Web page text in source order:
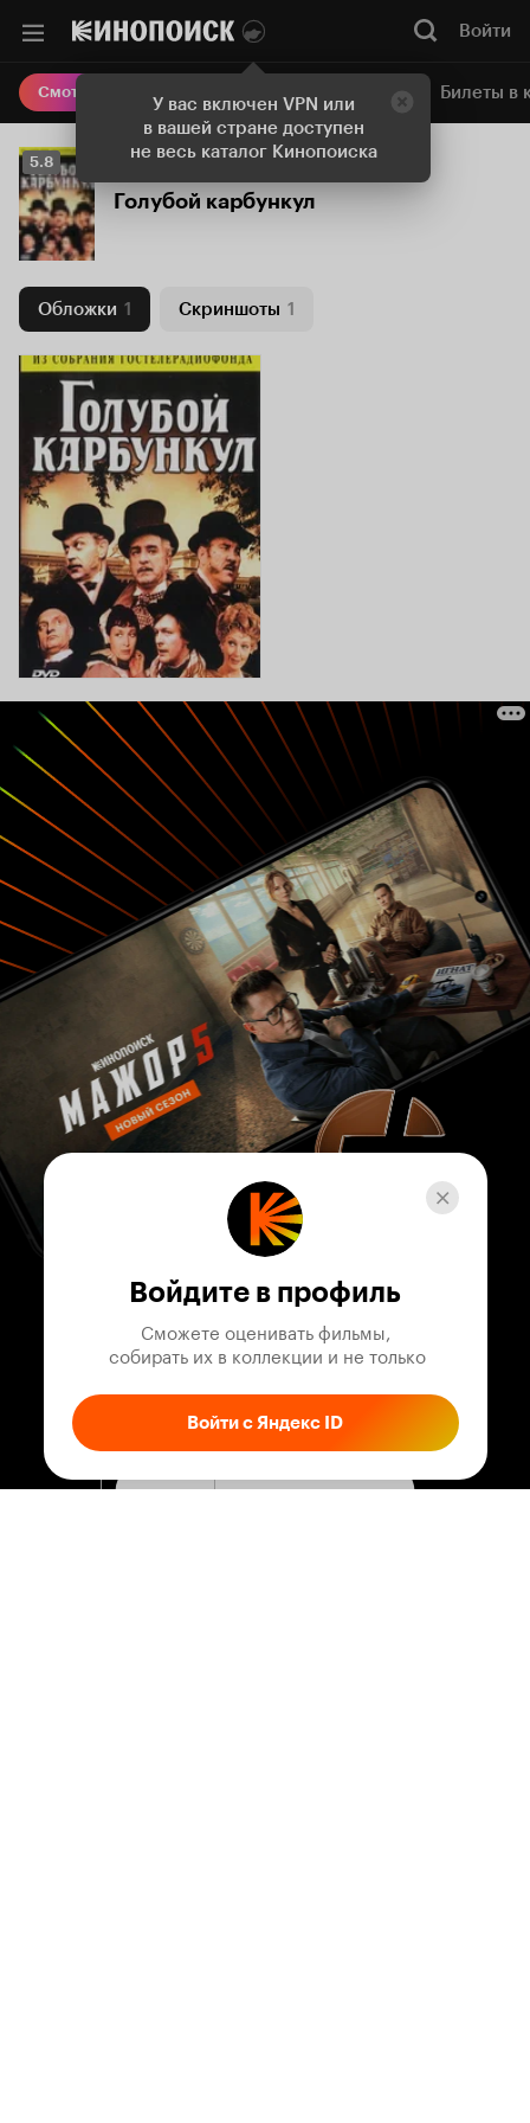
У вас включен VPN или
в вашей стране доступен
не весь каталог Кинопоиска
Войти
Смотреть кино Онлайн-кинотеатр Билеты в
Рейтинг
Кинопоиска
5.8
5.8
Голубой карбункул
Обложки 1 Скриншоты 1
Войдите в профиль
Сможете оценивать фильмы,
собирать их в коллекции и не только
Войти с Яндекс ID